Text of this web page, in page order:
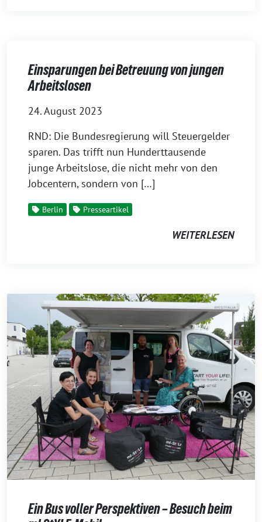
Einsparungen bei Betreuung von jungen
Arbeitslosen
24. August 2023
RND: Die Bundesregierung will Steuergelder
sparen. Das trifft nun Hunderttausende
junge Arbeitslose, die nicht mehr von den
Jobcentern, sondern von […]
Berlin Presseartikel
WEITERLESEN
Ein Bus voller Perspektiven – Besuch beim